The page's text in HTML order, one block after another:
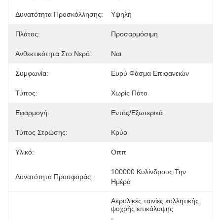
Δυνατότητα Προσκόλλησης: Υψηλή
Πλάτος: Προσαρμόσιμη
Ανθεκτικότητα Στο Νερό: Ναι
Συμφωνία: Ευρύ Φάσμα Επιφανειών
Τύπος: Χωρίς Πάτο
Εφαρμογή: Εντός/εξωτερικά
Τύπος Στρώσης: Κρύο
Υλικό: Οππ
Δυνατότητα Προσφοράς:
100000 Κυλίνδρους Την
Ημέρα
Ακρυλικές ταινίες κολλητικής
ψυχρής επικάλυψης